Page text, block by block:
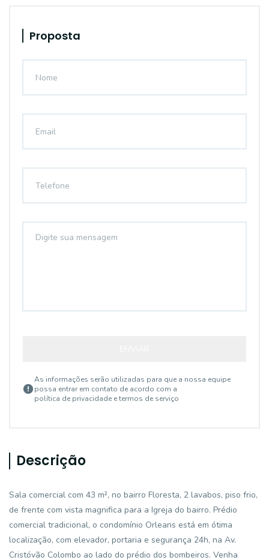
Proposta
As informações serão utilizadas para que a nossa equipe
possa entrar em contato de acordo com a
política de privacidade e termos de serviço
Descrição
Sala comercial com 43 m², no bairro Floresta, 2 lavabos, piso frio,
de frente com vista magnifica para a Igreja do bairro. Prédio
comercial tradicional, o condomínio Orleans está em ótima
localização, com elevador, portaria e segurança 24h, na Av.
Cristóvão Colombo ao lado do prédio dos bombeiros. Venha